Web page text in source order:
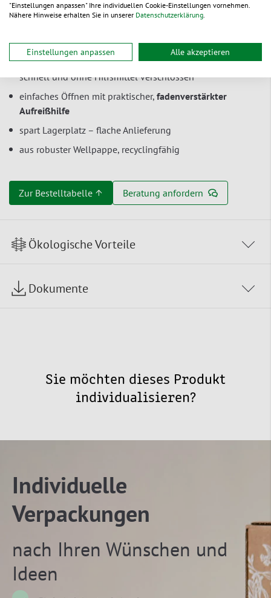
an
Öffnung
extra starkerHotmelt-Selbstklebeverschluss– Karton ist
schnell und ohne Hilfsmittel verschlossen
einfaches Öffnen mit praktischer, fadenverstärkter
Aufreißhilfe
spart Lagerplatz – flache Anlieferung
aus robuster Wellpappe, recyclingfähig
Zur Bestelltabelle ↑ Beratung anfordern
Ökologische Vorteile
Dokumente
Sie möchten dieses Produkt
individualisieren?
Individuelle
Verpackungen
nach Ihren Wünschen und
Ideen
"Einstellungen anpassen" Ihre individuellen Cookie-Einstellungen vornehmen.
Nähere Hinweise erhalten Sie in unserer Datenschutzerklärung.
Einstellungen anpassen Alle akzeptieren